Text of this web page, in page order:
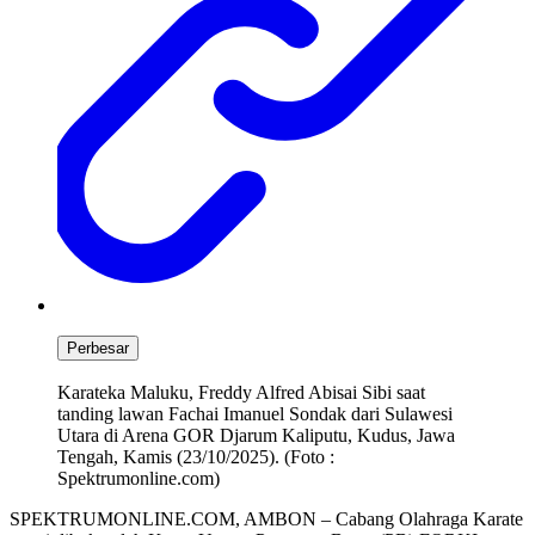
Perbesar
Karateka Maluku, Freddy Alfred Abisai Sibi saat
tanding lawan Fachai Imanuel Sondak dari Sulawesi
Utara di Arena GOR Djarum Kaliputu, Kudus, Jawa
Tengah, Kamis (23/10/2025). (Foto :
Spektrumonline.com)
SPEKTRUMONLINE.COM, AMBON – Cabang Olahraga Karate